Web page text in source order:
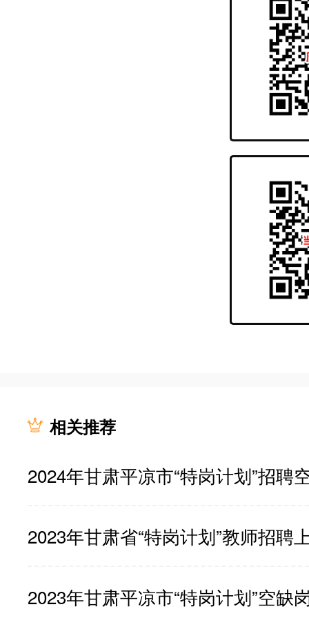
相关推荐
2024年甘肃平凉市“特岗计划”招聘
2023年甘肃省“特岗计划”教师招聘
2023年甘肃平凉市“特岗计划”空缺